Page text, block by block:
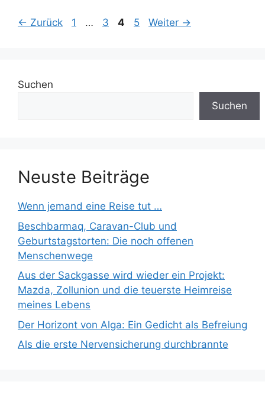
← Zurück Seite
1 … Seite
3 Seite
4 Seite
5 Weiter →
Suchen
Suchen
Neuste Beiträge
Wenn jemand eine Reise tut …
Beschbarmaq, Caravan-Club und
Geburtstagstorten: Die noch offenen
Menschenwege
Aus der Sackgasse wird wieder ein Projekt:
Mazda, Zollunion und die teuerste Heimreise
meines Lebens
Der Horizont von Alga: Ein Gedicht als Befreiung
Als die erste Nervensicherung durchbrannte